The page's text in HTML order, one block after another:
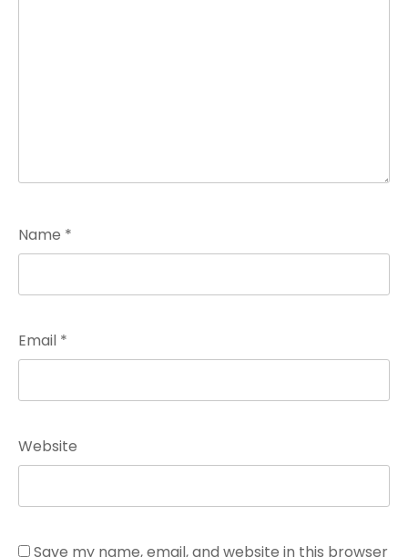
Name *
Email *
Website
Save my name, email, and website in this browser